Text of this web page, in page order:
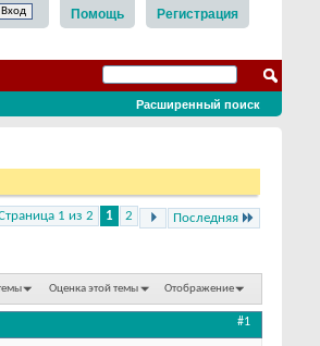
Регистрация
Помощь
Расширенный поиск
1 из 2 1 2 Последняя
Оценка этой темы Отображение
#1